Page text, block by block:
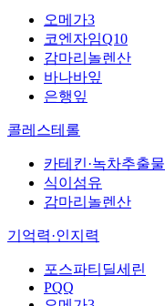
오메가3
코엔자임Q10
감마리놀렌산
바나바잎
은행잎
콜레스테롤
카테킨·녹차추출물
식이섬유
감마리놀렌산
기억력·인지력
포스파티딜세린
PQQ